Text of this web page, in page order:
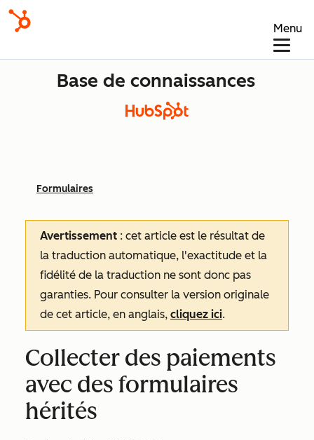
Menu
Base de connaissances
Formulaires
Avertissement : cet article est le résultat de
la traduction automatique, l'exactitude et la
fidélité de la traduction ne sont donc pas
garanties. Pour consulter la version originale
de cet article, en anglais, cliquez ici.
Collecter des paiements
avec des formulaires
hérités